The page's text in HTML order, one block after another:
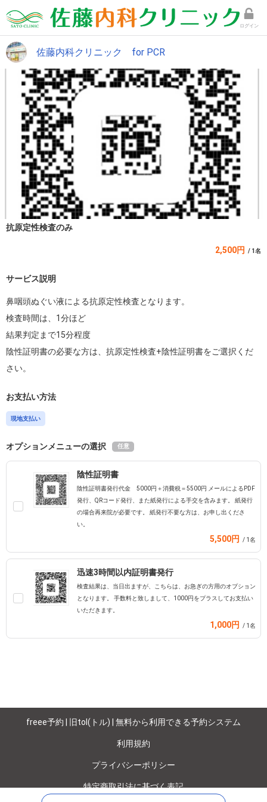
ログイン
佐藤内科クリニック for PCR
抗原定性検査のみ
2,500円 / 1名
サービス説明
鼻咽頭ぬぐい液による抗原定性検査となります。
検査時間は、1分ほど
結果判定まで15分程度
陰性証明書の必要な方は、抗原定性検査+陰性証明書をご選択くだ
さい。
お支払い方法
現地支払い
オプションメニューの選択 任意
陰性証明書
陰性証明書発行代金 5000円＋消費税＝5500円 メールによるPDF
発行、QRコード発行、また紙発行による手交を含みます。 紙発行
の場合再来院が必要です。 紙発行不要な方は、お申し出くださ
い。
5,500円 / 1名
迅速3時間以内証明書発行
検査結果は、当日出ますが、こちらは、お急ぎの方用のオプション
となります。 手数料と致しまして、1000円をプラスしてお支払い
いただきます。
1,000円 / 1名
freee予約 | 旧tol(トル) | 無料から利用できる予約システム
利用規約
プライバシーポリシー
特定商取引法に基づく表記